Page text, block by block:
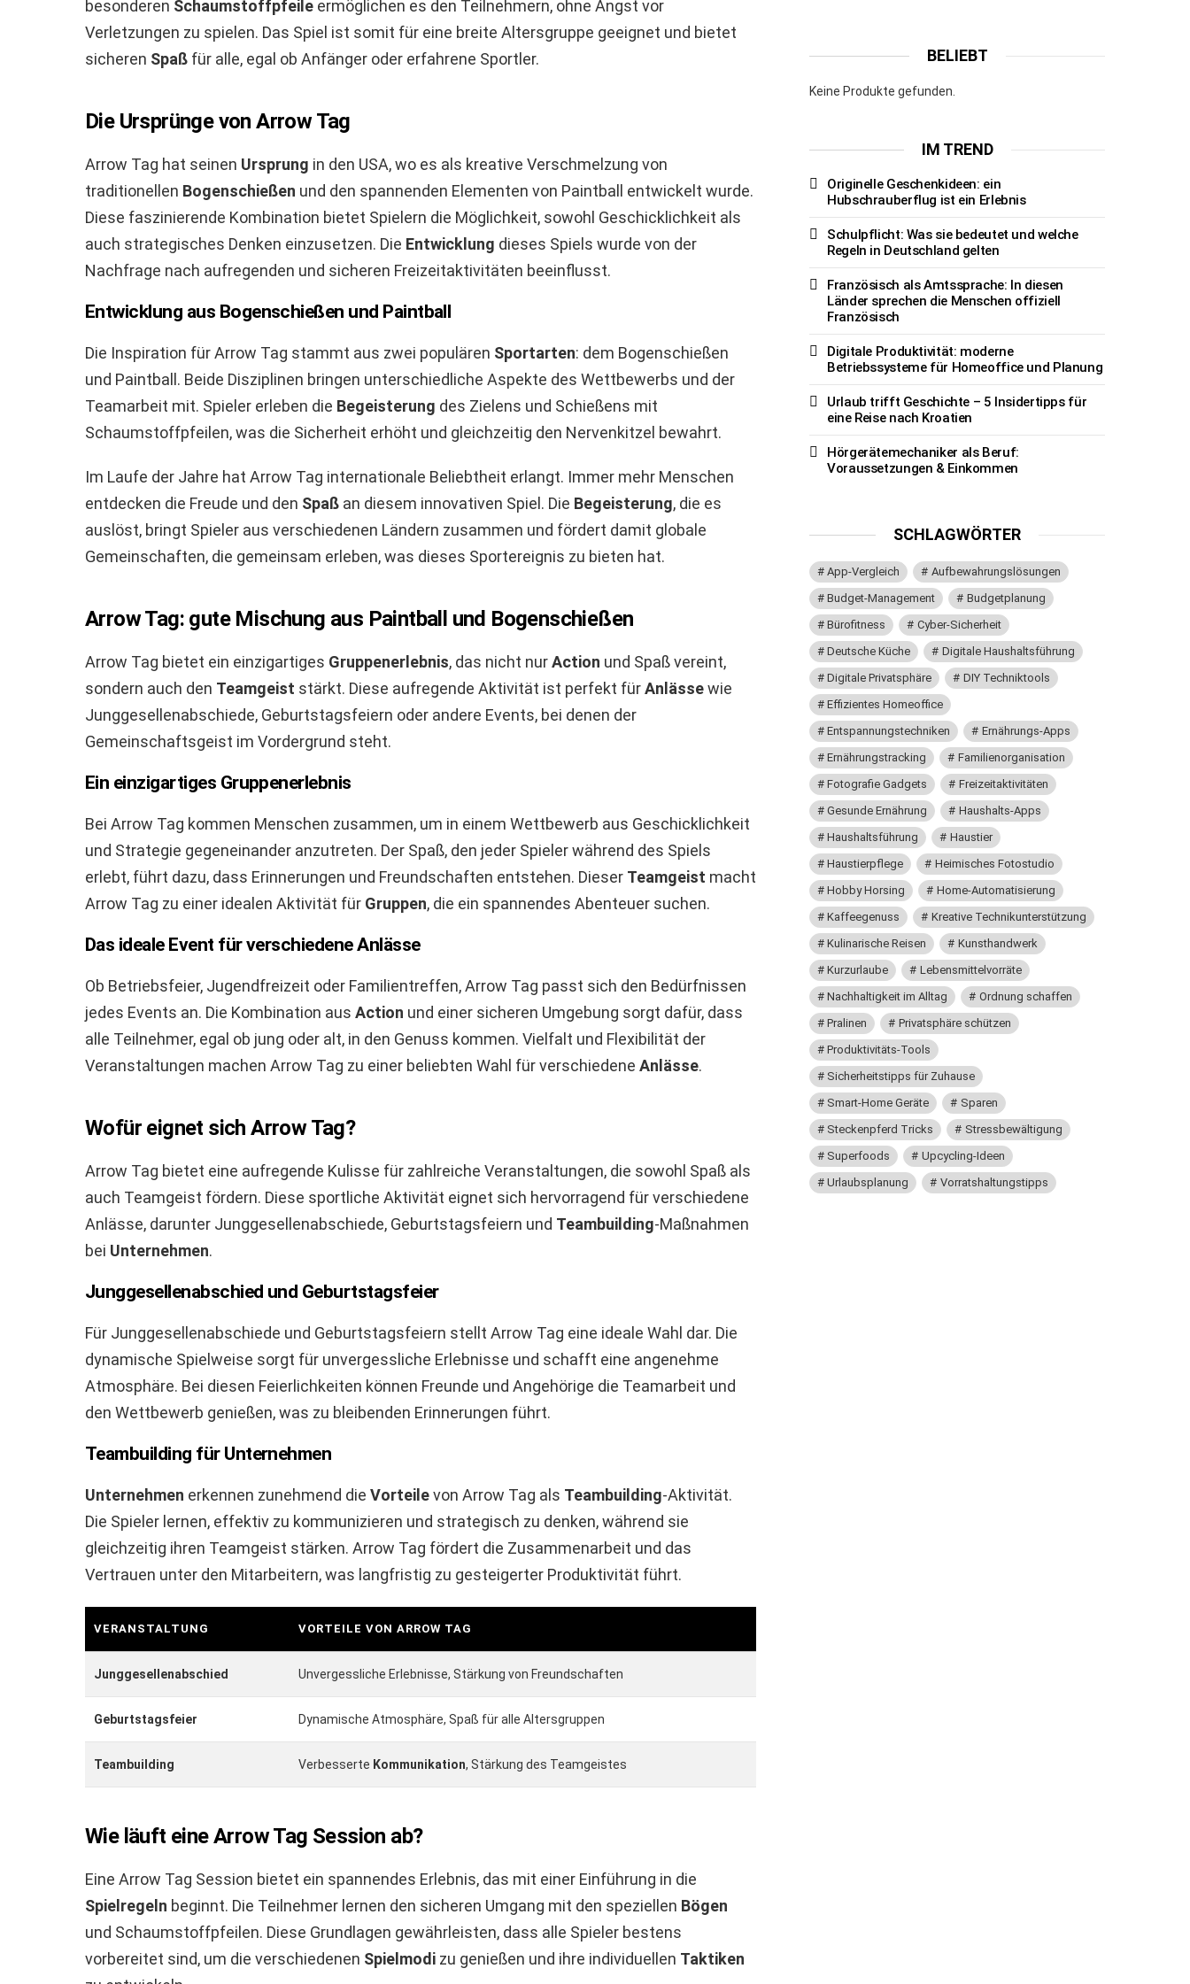
besonderen Schaumstoffpfeile ermöglichen es den Teilnehmern, ohne Angst vor
Verletzungen zu spielen. Das Spiel ist somit für eine breite Altersgruppe geeignet und bietet
sicheren Spaß für alle, egal ob Anfänger oder erfahrene Sportler.
Die Ursprünge von Arrow Tag
Arrow Tag hat seinen Ursprung in den USA, wo es als kreative Verschmelzung von
traditionellen Bogenschießen und den spannenden Elementen von Paintball entwickelt wurde.
Diese faszinierende Kombination bietet Spielern die Möglichkeit, sowohl Geschicklichkeit als
auch strategisches Denken einzusetzen. Die Entwicklung dieses Spiels wurde von der
Nachfrage nach aufregenden und sicheren Freizeitaktivitäten beeinflusst.
Entwicklung aus Bogenschießen und Paintball
Die Inspiration für Arrow Tag stammt aus zwei populären Sportarten: dem Bogenschießen
und Paintball. Beide Disziplinen bringen unterschiedliche Aspekte des Wettbewerbs und der
Teamarbeit mit. Spieler erleben die Begeisterung des Zielens und Schießens mit
Schaumstoffpfeilen, was die Sicherheit erhöht und gleichzeitig den Nervenkitzel bewahrt.
Im Laufe der Jahre hat Arrow Tag internationale Beliebtheit erlangt. Immer mehr Menschen
entdecken die Freude und den Spaß an diesem innovativen Spiel. Die Begeisterung, die es
auslöst, bringt Spieler aus verschiedenen Ländern zusammen und fördert damit globale
Gemeinschaften, die gemeinsam erleben, was dieses Sportereignis zu bieten hat.
Arrow Tag: gute Mischung aus Paintball und Bogenschießen
Arrow Tag bietet ein einzigartiges Gruppenerlebnis, das nicht nurAction und Spaß vereint,
sondern auch den Teamgeist stärkt. Diese aufregende Aktivität ist perfekt fürAnlässewie
Junggesellenabschiede, Geburtstagsfeiern oder andere Events, bei denen der
Gemeinschaftsgeist im Vordergrund steht.
Ein einzigartiges Gruppenerlebnis
Bei Arrow Tag kommen Menschen zusammen, um in einem Wettbewerb aus Geschicklichkeit
und Strategie gegeneinander anzutreten. Der Spaß, den jeder Spieler während des Spiels
erlebt, führt dazu, dass Erinnerungen und Freundschaften entstehen. Dieser Teamgeist macht
Arrow Tag zu einer idealen Aktivität für Gruppen, die ein spannendes Abenteuer suchen.
Das ideale Event für verschiedene Anlässe
Ob Betriebsfeier, Jugendfreizeit oder Familientreffen, Arrow Tag passt sich den Bedürfnissen
jedes Events an. Die Kombination aus Action und einer sicheren Umgebung sorgt dafür, dass
alle Teilnehmer, egal ob jung oder alt, in den Genuss kommen. Vielfalt und Flexibilität der
Veranstaltungen machen Arrow Tag zu einer beliebten Wahl für verschiedene Anlässe.
Wofür eignet sich Arrow Tag?
Arrow Tag bietet eine aufregende Kulisse für zahlreiche Veranstaltungen, die sowohl Spaß als
auch Teamgeist fördern. Diese sportliche Aktivität eignet sich hervorragend für verschiedene
Anlässe, darunter Junggesellenabschiede, Geburtstagsfeiern und Teambuilding-Maßnahmen
bei Unternehmen.
Junggesellenabschied und Geburtstagsfeier
Für Junggesellenabschiede und Geburtstagsfeiern stellt Arrow Tag eine ideale Wahl dar. Die
dynamische Spielweise sorgt für unvergessliche Erlebnisse und schafft eine angenehme
Atmosphäre. Bei diesen Feierlichkeiten können Freunde und Angehörige die Teamarbeit und
den Wettbewerb genießen, was zu bleibenden Erinnerungen führt.
Teambuilding für Unternehmen
Unternehmen erkennen zunehmend die Vorteilevon Arrow Tag als Teambuilding-Aktivität.
Die Spieler lernen, effektiv zu kommunizieren und strategisch zu denken, während sie
gleichzeitig ihren Teamgeist stärken. Arrow Tag fördert die Zusammenarbeit und das
Vertrauen unter den Mitarbeitern, was langfristig zu gesteigerter Produktivität führt.
VERANSTALTUNG VORTEILE VON ARROW TAG
Junggesellenabschied Unvergessliche Erlebnisse, Stärkung von Freundschaften
Geburtstagsfeier Dynamische Atmosphäre, Spaß für alle Altersgruppen
Teambuilding Verbesserte Kommunikation, Stärkung des Teamgeistes
Wie läuft eine Arrow Tag Session ab?
Eine Arrow Tag Session bietet ein spannendes Erlebnis, das mit einer Einführung in die
Spielregeln beginnt. Die Teilnehmer lernen den sicheren Umgang mit den speziellen Bögen
und Schaumstoffpfeilen. Diese Grundlagen gewährleisten, dass alle Spieler bestens
vorbereitet sind, um die verschiedenen Spielmodi zu genießen und ihre individuellen Taktiken
BELIEBT
Keine Produkte gefunden.
IM TREND
Originelle Geschenkideen: ein
Hubschrauberflug ist ein Erlebnis
Schulpflicht: Was sie bedeutet und welche
Regeln in Deutschland gelten
Französisch als Amtssprache: In diesen
Länder sprechen die Menschen offiziell
Französisch
Digitale Produktivität: moderne
Betriebssysteme für Homeoffice und Planung
Urlaub trifft Geschichte – 5 Insidertipps für
eine Reise nach Kroatien
Hörgerätemechaniker als Beruf:
Voraussetzungen & Einkommen
SCHLAGWÖRTER
App-Vergleich
Aufbewahrungslösungen
Budget-Management
Budgetplanung
Bürofitness
Cyber-Sicherheit
Deutsche Küche
Digitale Haushaltsführung
Digitale Privatsphäre
DIY Techniktools
Effizientes Homeoffice
Entspannungstechniken
Ernährungs-Apps
Ernährungstracking
Familienorganisation
Fotografie Gadgets
Freizeitaktivitäten
Gesunde Ernährung
Haushalts-Apps
Haushaltsführung
Haustier
Haustierpflege
Heimisches Fotostudio
Hobby Horsing
Home-Automatisierung
Kaffeegenuss
Kreative Technikunterstützung
Kulinarische Reisen
Kunsthandwerk
Kurzurlaube
Lebensmittelvorräte
Nachhaltigkeit im Alltag
Ordnung schaffen
Pralinen
Privatsphäre schützen
Produktivitäts-Tools
Sicherheitstipps für Zuhause
Smart-Home Geräte
Sparen
Steckenpferd Tricks
Stressbewältigung
Superfoods
Upcycling-Ideen
Urlaubsplanung
Vorratshaltungstipps